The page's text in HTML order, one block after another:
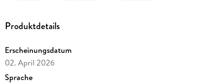
Produktdetails
Erscheinungsdatum
02. April 2026
Sprache